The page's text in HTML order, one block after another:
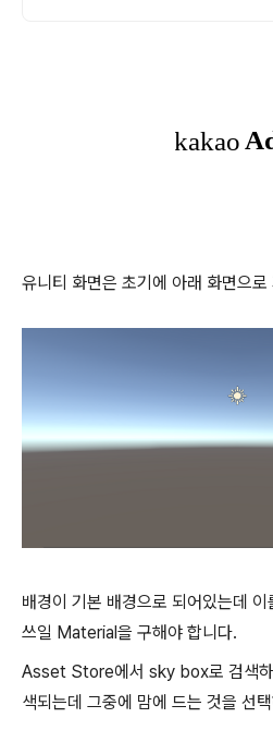
유니티 화면은 초기에 아래 화면으
배경이 기본 배경으로 되어있는데
쓰일 Material을 구해야 합니다.
Asset Store에서 sky box로 검색
색되는데 그중에 맘에 드는 것을 선